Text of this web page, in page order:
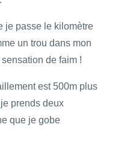
je passe le kilomètre
un trou dans mon
de faim !
est 500m plus
je prends deux
que je gobe